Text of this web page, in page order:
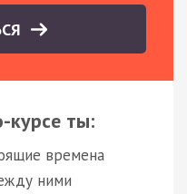
курсе ты:
времена
ними